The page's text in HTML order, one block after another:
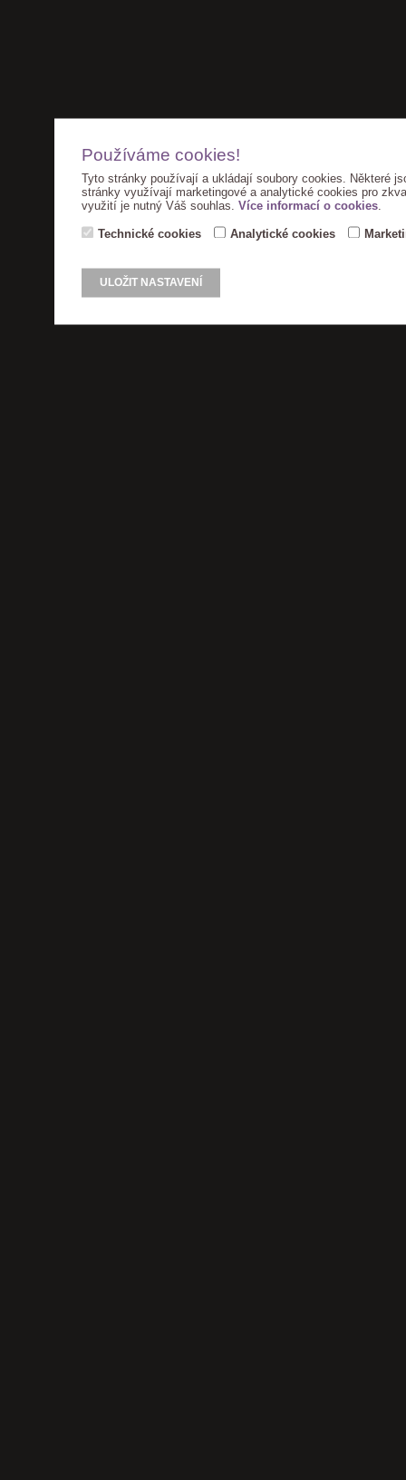
Používáme cookies!
Tyto stránky používají a ukládají soubory cookies. Některé
stránky využívají marketingové a analytické cookies pro
využití je nutný Váš souhlas. Více informací o cookies.
Technické cookies Analytické cookies
ULOŽIT NASTAVENÍ